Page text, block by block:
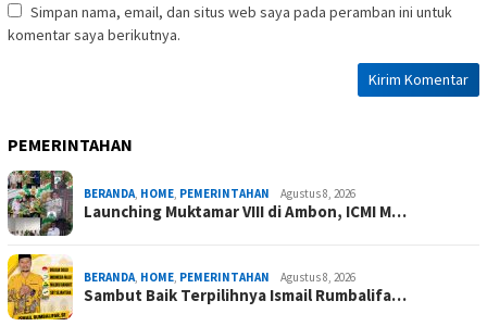
Simpan nama, email, dan situs web saya pada peramban ini untuk
komentar saya berikutnya.
PEMERINTAHAN
BERANDA, HOME, PEMERINTAHAN Agustus 8, 2026
Launching Muktamar VIII di Ambon, ICMI M…
BERANDA, HOME, PEMERINTAHAN Agustus 8, 2026
Sambut Baik Terpilihnya Ismail Rumbalifa…